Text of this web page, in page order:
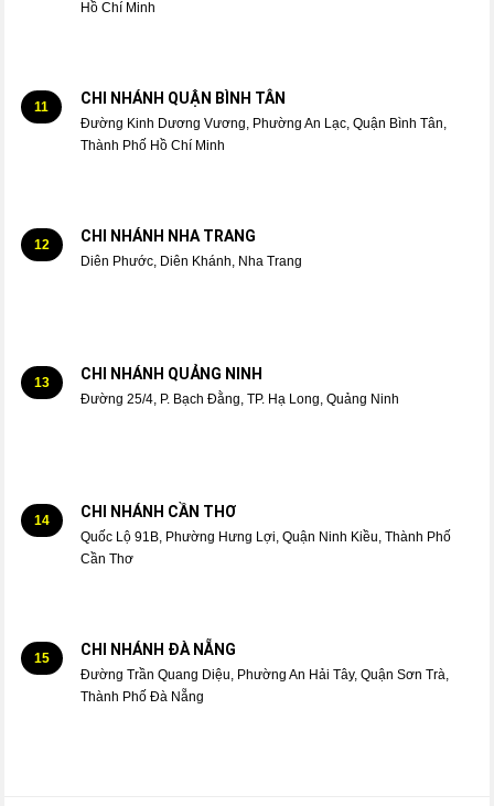
Hồ Chí Minh
11 CHI NHÁNH QUẬN BÌNH TÂN
Đường Kinh Dương Vương, Phường An Lạc, Quận Bình Tân,
Thành Phố Hồ Chí Minh
12 CHI NHÁNH NHA TRANG
Diên Phước, Diên Khánh, Nha Trang
13 CHI NHÁNH QUẢNG NINH
Đường 25/4, P. Bạch Đằng, TP. Hạ Long, Quảng Ninh
14 CHI NHÁNH CẦN THƠ
Quốc Lộ 91B, Phường Hưng Lợi, Quận Ninh Kiều, Thành Phố
Cần Thơ
15 CHI NHÁNH ĐÀ NẴNG
Đường Trần Quang Diệu, Phường An Hải Tây, Quận Sơn Trà,
Thành Phố Đà Nẵng